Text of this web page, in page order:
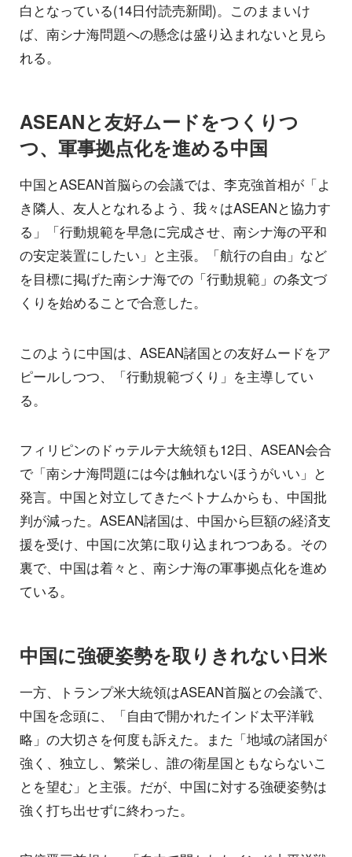
白となっている(14日付読売新聞)。このままいけ
ば、南シナ海問題への懸念は盛り込まれないと見ら
れる。
ASEANと友好ムードをつくりつ
つ、軍事拠点化を進める中国
中国とASEAN首脳らの会議では、李克強首相が「よ
き隣人、友人となれるよう、我々はASEANと協力す
る」「行動規範を早急に完成させ、南シナ海の平和
の安定装置にしたい」と主張。「航行の自由」など
を目標に掲げた南シナ海での「行動規範」の条文づ
くりを始めることで合意した。
このように中国は、ASEAN諸国との友好ムードをア
ピールしつつ、「行動規範づくり」を主導してい
る。
フィリピンのドゥテルテ大統領も12日、ASEAN会合
で「南シナ海問題には今は触れないほうがいい」と
発言。中国と対立してきたベトナムからも、中国批
判が減った。ASEAN諸国は、中国から巨額の経済支
援を受け、中国に次第に取り込まれつつある。その
裏で、中国は着々と、南シナ海の軍事拠点化を進め
ている。
中国に強硬姿勢を取りきれない日米
一方、トランプ米大統領はASEAN首脳との会議で、
中国を念頭に、「自由で開かれたインド太平洋戦
略」の大切さを何度も訴えた。また「地域の諸国が
強く、独立し、繁栄し、誰の衛星国ともならないこ
とを望む」と主張。だが、中国に対する強硬姿勢は
強く打ち出せずに終わった。